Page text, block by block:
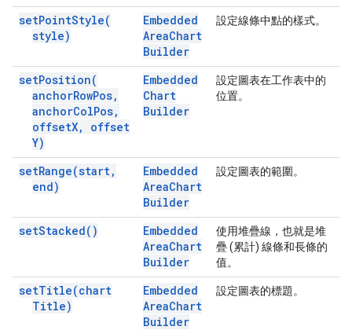
setPointStyle(
style)
Embedded
AreaChart
Builder
設定線條中點的樣式。
setPosition(
anchorRowPos,
anchorColPos,
offsetX,
offset
Y)
Embedded
Chart
Builder
設定圖表在工作表中的
位置。
setRange(start,
end)
Embedded
AreaChart
Builder
設定圖表的範圍。
setStacked( )
Embedded
AreaChart
Builder
使用堆疊線，也就是堆
疊 (累計) 線條和長條的
值。
setTitle(chart
Title)
Embedded
AreaChart
Builder
設定圖表的標題。